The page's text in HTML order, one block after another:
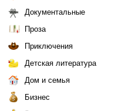
Документальные
Проза
Приключения
Детская литература
Дом и семья
Бизнес